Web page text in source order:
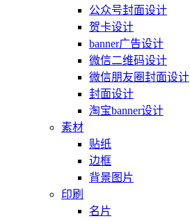
公众号封面设计
贺卡设计
banner广告设计
微信二维码设计
微信朋友圈封面设计
封面设计
淘宝banner设计
素材
贴纸
边框
背景图片
印刷
名片